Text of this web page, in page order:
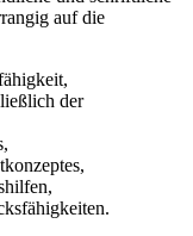
auf die
der